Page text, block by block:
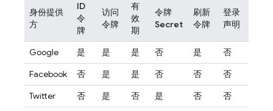
身份提供
方
ID
令
牌
访问
令牌
有
效
期
令牌
Secret
刷新
令牌
登录
声明
Google 是 是 是 否 是
否
Facebook
否 是 是 否 否
否
Twitter
否 是 否 是 否
否